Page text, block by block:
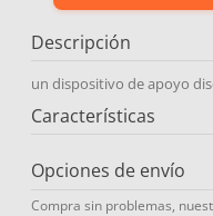
Descripción
un dispositivo de apoyo
Características
Opciones de envío
Compra sin problemas,